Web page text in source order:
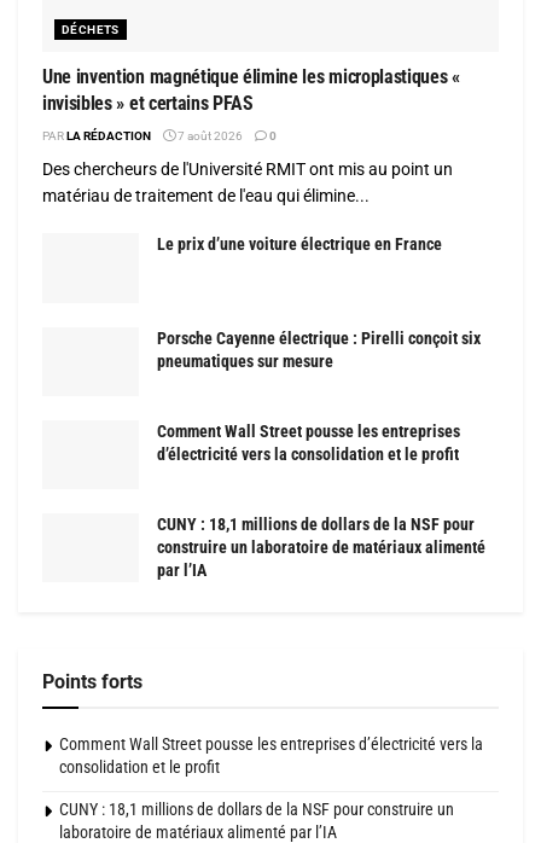
DÉCHETS
Une invention magnétique élimine les microplastiques «
invisibles » et certains PFAS
PAR LA RÉDACTION 7 août 2026 0
Des chercheurs de l'Université RMIT ont mis au point un
matériau de traitement de l'eau qui élimine...
Le prix d’une voiture électrique en France
Porsche Cayenne électrique : Pirelli conçoit six
pneumatiques sur mesure
Comment Wall Street pousse les entreprises
d’électricité vers la consolidation et le profit
CUNY : 18,1 millions de dollars de la NSF pour
construire un laboratoire de matériaux alimenté
par l’IA
Points forts
Comment Wall Street pousse les entreprises d’électricité vers la
consolidation et le profit
CUNY : 18,1 millions de dollars de la NSF pour construire un
laboratoire de matériaux alimenté par l’IA